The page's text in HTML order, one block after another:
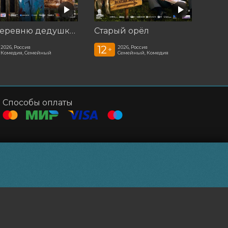
На деревню дедушке 2
2026, Россия
Комедия, Семейный
Старый орёл
12 +
2026, Россия
Семейный, Комедия
Способы оплаты